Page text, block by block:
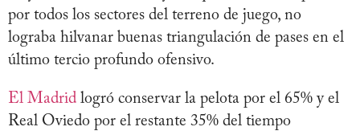
por todos los sectores del terreno de juego, no
lograba hilvanar buenas triangulación de pases en el
último tercio profundo ofensivo.
El Madrid logró conservar la pelota por el 65% y el
Real Oviedo por el restante 35% del tiempo